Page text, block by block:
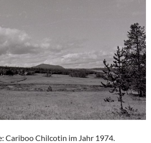
Cariboo Chilcotin im Jahr 1974.